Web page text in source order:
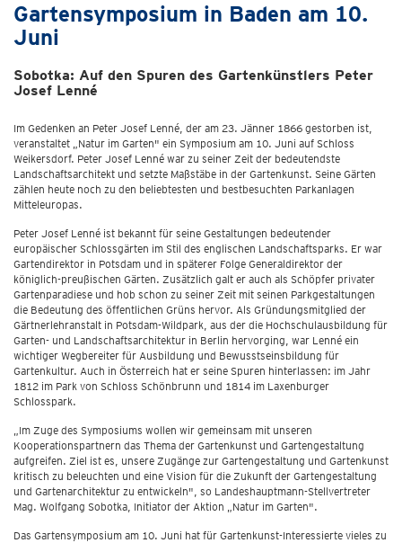
Gartensymposium in Baden am 10.
Juni
Sobotka: Auf den Spuren des Gartenkünstlers Peter
Josef Lenné
Im Gedenken an Peter Josef Lenné, der am 23. Jänner 1866 gestorben ist,
veranstaltet „Natur im Garten" ein Symposium am 10. Juni auf Schloss
Weikersdorf. Peter Josef Lenné war zu seiner Zeit der bedeutendste
Landschaftsarchitekt und setzte Maßstäbe in der Gartenkunst. Seine Gärten
zählen heute noch zu den beliebtesten und bestbesuchten Parkanlagen
Mitteleuropas.
Peter Josef Lenné ist bekannt für seine Gestaltungen bedeutender
europäischer Schlossgärten im Stil des englischen Landschaftsparks. Er war
Gartendirektor in Potsdam und in späterer Folge Generaldirektor der
königlich-preußischen Gärten. Zusätzlich galt er auch als Schöpfer privater
Gartenparadiese und hob schon zu seiner Zeit mit seinen Parkgestaltungen
die Bedeutung des öffentlichen Grüns hervor. Als Gründungsmitglied der
Gärtnerlehranstalt in Potsdam-Wildpark, aus der die Hochschulausbildung für
Garten- und Landschaftsarchitektur in Berlin hervorging, war Lenné ein
wichtiger Wegbereiter für Ausbildung und Bewusstseinsbildung für
Gartenkultur. Auch in Österreich hat er seine Spuren hinterlassen: im Jahr
1812 im Park von Schloss Schönbrunn und 1814 im Laxenburger
Schlosspark.
„Im Zuge des Symposiums wollen wir gemeinsam mit unseren
Kooperationspartnern das Thema der Gartenkunst und Gartengestaltung
aufgreifen. Ziel ist es, unsere Zugänge zur Gartengestaltung und Gartenkunst
kritisch zu beleuchten und eine Vision für die Zukunft der Gartengestaltung
und Gartenarchitektur zu entwickeln", so Landeshauptmann-Stellvertreter
Mag. Wolfgang Sobotka, Initiator der Aktion „Natur im Garten".
Das Gartensymposium am 10. Juni hat für Gartenkunst-Interessierte vieles zu